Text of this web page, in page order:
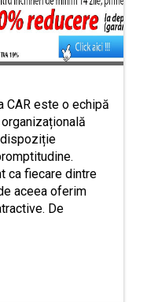
CAR este o echipă
ca fiecare dintre
aceea oferim
De